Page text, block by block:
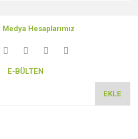
teşekkür ederiz.
eksik bilgiler bulunuyor.
Hesaplarımız
E-BÜLTEN
EKLE